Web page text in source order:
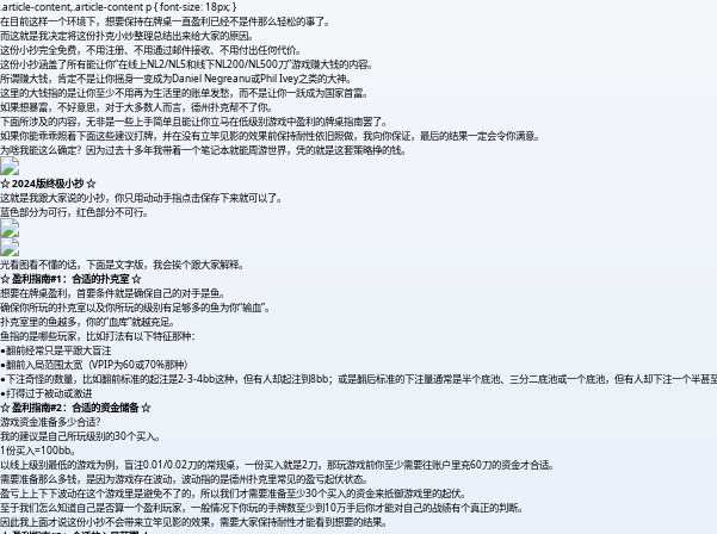
.article-content,.article-content p { font-size: 18px; }
在目前这样一个环境下，想要保持在牌桌一直盈利已经不是件那么轻松的事了。
而这就是我决定将这份扑克小炒整理总结出来给大家的原因。
这份小抄完全免费，不用注册、不用通过邮件接收、不用付出任何代价。
这份小抄涵盖了所有能让你“在线上NL2/NL5和线下NL200/NL500刀”游戏赚大钱的内容。
所谓赚大钱，肯定不是让你摇身一变成为Daniel Negreanu或Phil Ivey之类的大神。
这里的大钱指的是让你至少不用再为生活里的账单发愁，而不是让你一跃成为国家首富。
如果想暴富，不好意思，对于大多数人而言，德州扑克帮不了你。
下面所涉及的内容，无非是一些上手简单且能让你立马在低级别游戏中盈利的牌桌指南罢了。
如果你能乖乖照着下面这些建议打牌，并在没有立竿见影的效果前保持耐性依旧照做，我向你保证，最后的结果一定会令你满意。
为啥我能这么确定？因为过去十多年我带着一个笔记本就能周游世界，凭的就是这套策略挣的钱。
☆ 2024版终极小抄 ☆
这就是我跟大家说的小抄，你只用动动手指点击保存下来就可以了。
蓝色部分为可行，红色部分不可行。
光看图看不懂的话，下面是文字版，我会挨个跟大家解释。
☆ 盈利指南#1：合适的扑克室 ☆
想要在牌桌盈利，首要条件就是确保自己的对手是鱼。
确保你所玩的扑克室以及你所玩的级别有足够多的鱼为你“输血”。
扑克室里的鱼越多，你的“血库”就越充足。
鱼指的是哪些玩家，比如打法有以下特征那种：
●翻前经常只是平跟大盲注
●翻前入局范围太宽（VPIP为60或70%那种）
●下注奇怪的数量，比如翻前标准的起注是2-3-4bb这种，但有人却起注到8bb；或是翻后标准的下注量通常是半个底池、三分二底池或一个底池，但有人却下注一个半
●打得过于被动或激进
☆ 盈利指南#2：合适的资金储备 ☆
游戏资金准备多少合适？
我的建议是自己所玩级别的30个买入。
1份买入=100bb。
以线上级别最低的游戏为例，盲注0.01/0.02刀的常规桌，一份买入就是2刀，那玩游戏前你至少需要往账户里充60刀的资金才合适。
需要准备那么多钱，是因为游戏存在波动，波动指的是德州扑克里常见的盈亏起伏状态。
盈亏上上下下波动在这个游戏里是避免不了的，所以我们才需要准备至少30个买入的资金来抵御游戏里的起伏。
至于我们怎么知道自己是否算一个盈利玩家，一般情况下你玩的手牌数至少到10万手后你才能对自己的战绩有个真正的判断。
因此我上面才说这份小抄不会带来立竿见影的效果，需要大家保持耐性才能看到想要的结果。